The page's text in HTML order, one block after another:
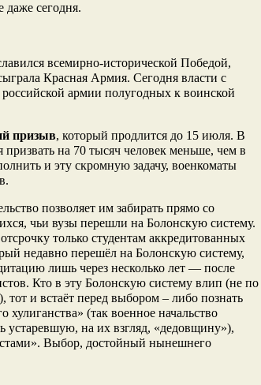
даже сегодня.
всемирно-исторической Победой,
Красная Армия. Сегодня власти с
армии полугодных к воинской
призыв, который продлится до 15 июля. В
на 70 тысяч человек меньше, чем в
и эту скромную задачу, военкоматы
позволяет им забирать прямо со
чьи вузы перешли на Болонскую систему.
только студентам аккредитованных
недавно перешёл на Болонскую систему,
лишь через несколько лет — после
Кто в эту Болонскую систему влип (не по
и встаёт перед выбором – либо познать
хулиганства» (так военное начальство
устаревшую, на их взгляд, «дедовщину»),
Выбор, достойный нынешнего